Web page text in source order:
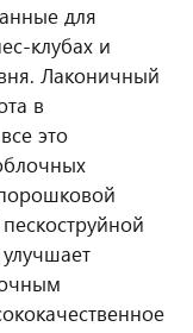
для
клубах и
Лаконичный
в
это